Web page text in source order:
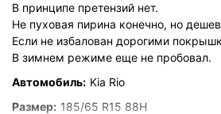
Качество изготовления
Оправданность цены
В принципе претензий нет.
Не пуховая пирина конечно, но
Если не избалован дорогими
В зимнем режиме еще не пробовал.
Автомобиль: Kia Rio
Размер: 185/65 R15 88H